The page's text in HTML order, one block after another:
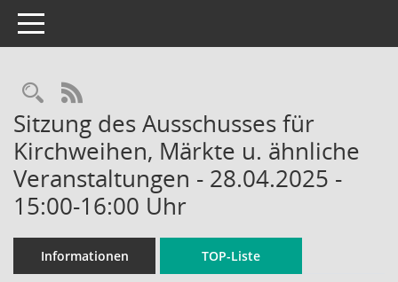
Toggle navigation
Rechercheauswahl
RSS-Feed
Sitzung des Ausschusses für
Kirchweihen, Märkte u. ähnliche
Veranstaltungen - 28.04.2025 -
15:00-16:00 Uhr
Informationen TOP-Liste